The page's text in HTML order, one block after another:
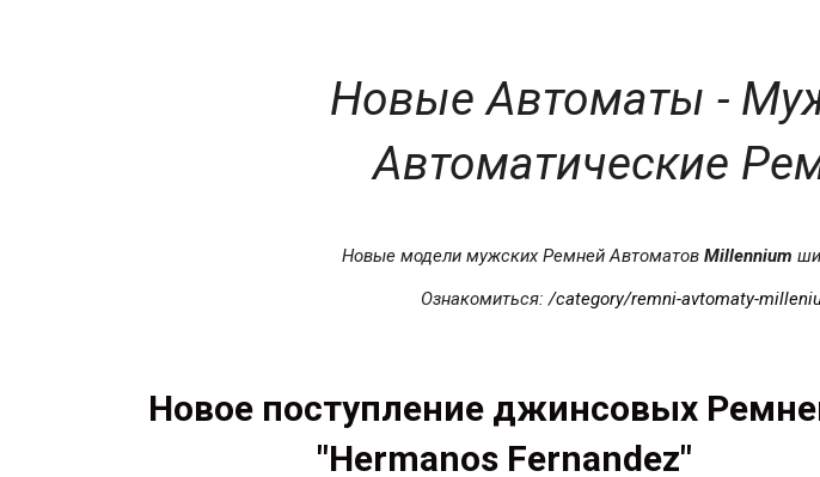
Новые Автоматы -
Автоматические
Новые модели мужских Ремней Автоматов Millennium
Ознакомиться: /category/remni-avtomaty-
Новое поступление джинсовых
"Hermanos Fernandez"